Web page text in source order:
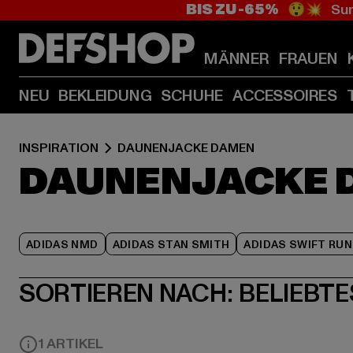
BIS ZU -65% 😲💥
MÄNNER FRAUEN
NEU BEKLEIDUNG SCHUHE ACCESSOIRES
INSPIRATION DAUNENJACKE DAMEN
DAUNENJACKE
ADIDAS NMD ADIDAS STAN SMITH ADIDAS SWIFT RUN
SORTIEREN NACH:
1 ARTIKEL